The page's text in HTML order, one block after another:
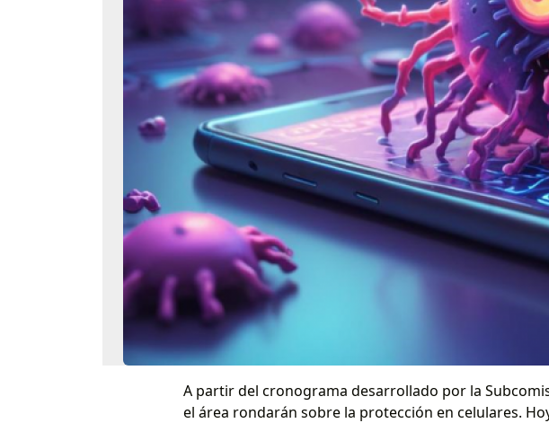
A partir del cronograma desarrollado por la
el área rondarán sobre la protección en celulares.